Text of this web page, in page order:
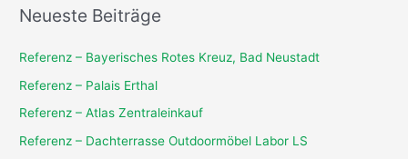
h
a
c
Neueste Beiträge
Referenz – Bayerisches Rotes Kreuz, Bad Neustadt
Referenz – Palais Erthal
Referenz – Atlas Zentraleinkauf
Referenz – Dachterrasse Outdoormöbel Labor LS